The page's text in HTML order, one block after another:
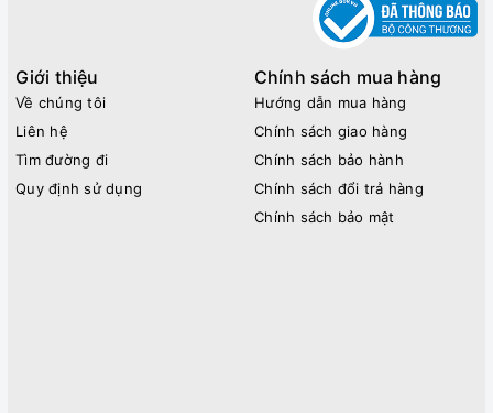
Giới thiệu
Về chúng tôi
Liên hệ
Tìm đường đi
Quy định sử dụng
Chính sách mua hàng
Hướng dẫn mua hàng
Chính sách giao hàng
Chính sách bảo hành
Chính sách đổi trả hàng
Chính sách bảo mật